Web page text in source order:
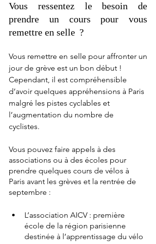
Vous ressentez le besoin de
prendre un cours pour vous
remettre en selle  ?
Vous remettre en selle pour affronter un
jour de grève est un bon début !
Cependant, il est compréhensible
d’avoir quelques appréhensions à Paris
malgré les pistes cyclables et
l’augmentation du nombre de
cyclistes.
Vous pouvez faire appels à des
associations ou à des écoles pour
prendre quelques cours de vélos à
Paris avant les grèves et la rentrée de
septembre :
L’association AICV : première
école de la région parisienne
destinée à l’apprentissage du vélo